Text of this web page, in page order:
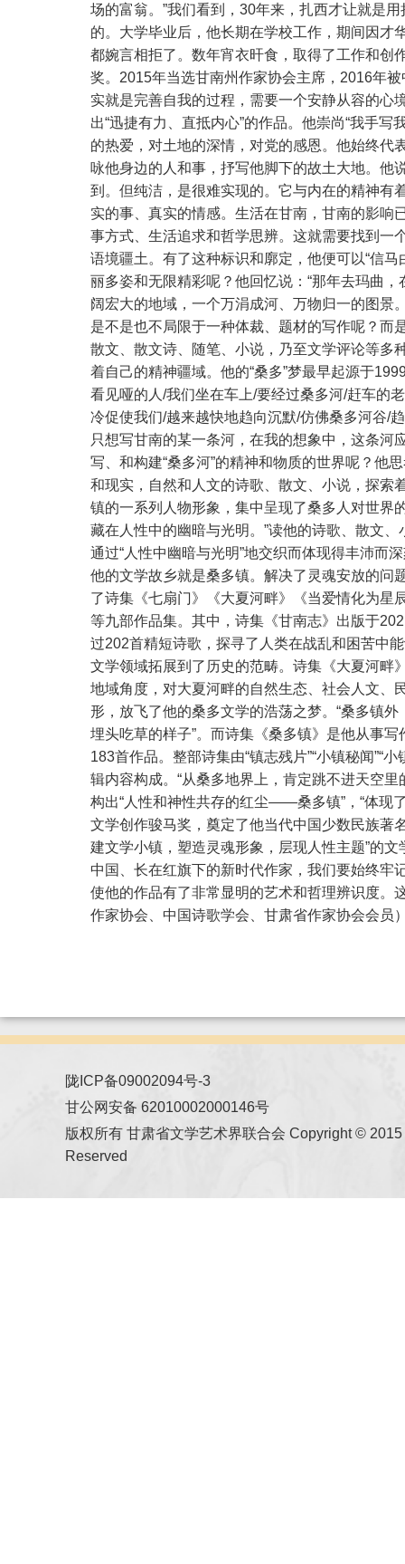
场的富翁。”我们看到，30年来，扎西才让就是
的。大学毕业后，他长期在学校工作，期间因才
都婉言相拒了。数年宵衣旰食，取得了工作和创
奖。2015年当选甘南州作家协会主席，2016年
实就是完善自我的过程，需要一个安静从容的心
出“迅捷有力、直抵内心”的作品。他崇尚“我手
的热爱，对土地的深情，对党的感恩。他始终代
咏他身边的人和事，抒写他脚下的故土大地。他
到。但纯洁，是很难实现的。它与内在的精神有
实的事、真实的情感。生活在甘南，甘南的影响
事方式、生活追求和哲学思辨。这就需要找到一
语境疆土。有了这种标识和廓定，他便可以“信
丽多姿和无限精彩呢？他回忆说：“那年去玛曲
阔宏大的地域，一个万涓成河、万物归一的图景
是不是也不局限于一种体裁、题材的写作呢？而
散文、散文诗、随笔、小说，乃至文学评论等多
着自己的精神疆域。他的“桑多”梦最早起源于
看见哑的人/我们坐在车上/要经过桑多河/赶车的
冷促使我们/越来越快地趋向沉默/仿佛桑多河谷/
只想写甘南的某一条河，在我的想象中，这条河
写、和构建“桑多河”的精神和物质的世界呢？他
和现实，自然和人文的诗歌、散文、小说，探索
镇的一系列人物形象，集中呈现了桑多人对世界
藏在人性中的幽暗与光明。”读他的诗歌、散文
通过“人性中幽暗与光明”地交织而体现得丰沛而
他的文学故乡就是桑多镇。解决了灵魂安放的问
了诗集《七扇门》《大夏河畔》《当爱情化为星
等九部作品集。其中，诗集《甘南志》出版于
过202首精短诗歌，探寻了人类在战乱和困苦中
文学领域拓展到了历史的范畴。诗集《大夏河畔
地域角度，对大夏河畔的自然生态、社会人文、
形，放飞了他的桑多文学的浩荡之梦。“桑多镇
埋头吃草的样子”。而诗集《桑多镇》是他从事
183首作品。整部诗集由“镇志残片”“小镇秘闻”“小
辑内容构成。“从桑多地界上，肯定跳不进天空
构出“人性和神性共存的红尘——桑多镇”，“体现
文学创作骏马奖，奠定了他当代中国少数民族著
建文学小镇，塑造灵魂形象，层现人性主题”的
中国、长在红旗下的新时代作家，我们要始终牢
使他的作品有了非常显明的艺术和哲理辨识度。
作家协会、中国诗歌学会、甘肃省作家协会会员
陇ICP备09002094号-3
甘公网安备 62010002000146号
版权所有 甘肃省文学艺术界联合会 Copyright ©
Reserved